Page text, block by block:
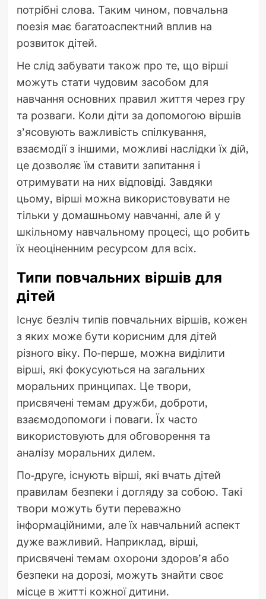
потрібні слова. Таким чином, повчальна
поезія має багатоаспектний вплив на
розвиток дітей.
Не слід забувати також про те, що вірші
можуть стати чудовим засобом для
навчання основних правил життя через гру
та розваги. Коли діти за допомогою віршів
з’ясовують важливість спілкування,
взаємодії з іншими, можливі наслідки їх дій,
це дозволяє їм ставити запитання і
отримувати на них відповіді. Завдяки
цьому, вірші можна використовувати не
тільки у домашньому навчанні, але й у
шкільному навчальному процесі, що робить
їх неоціненним ресурсом для всіх.
Типи повчальних віршів для
дітей
Існує безліч типів повчальних віршів, кожен
з яких може бути корисним для дітей
різного віку. По-перше, можна виділити
вірші, які фокусуються на загальних
моральних принципах. Це твори,
присвячені темам дружби, доброти,
взаємодопомоги і поваги. Їх часто
використовують для обговорення та
аналізу моральних дилем.
По-друге, існують вірші, які вчать дітей
правилам безпеки і догляду за собою. Такі
твори можуть бути переважно
інформаційними, але їх навчальний аспект
дуже важливий. Наприклад, вірші,
присвячені темам охорони здоров’я або
безпеки на дорозі, можуть знайти своє
місце в житті кожної дитини.